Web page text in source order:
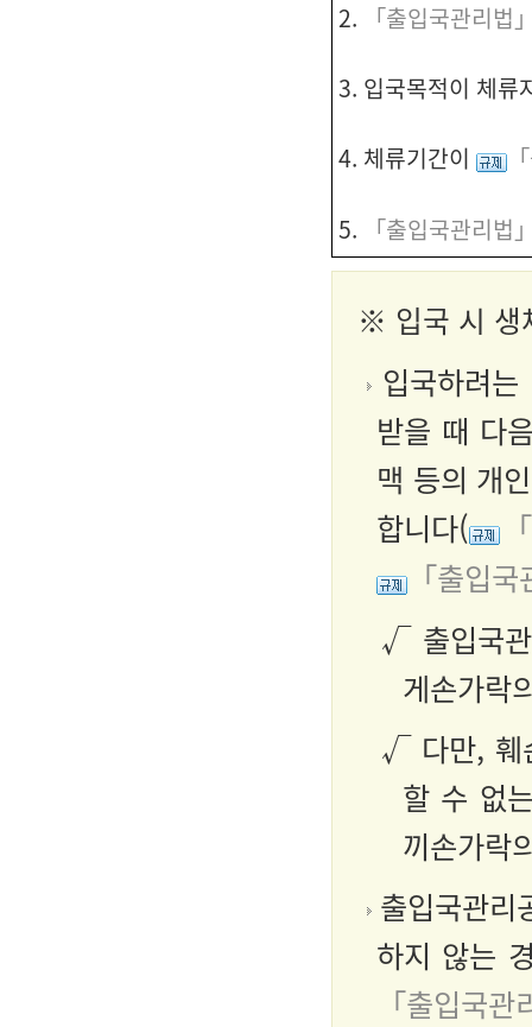
2. 「출입국관리법
3. 입국목적이 체류
4. 체류기간이
5. 「출입국관리법
※ 입국 시
입국하려
받을 때 다
맥 등의 개
합니다(
「출입
√ 출입국관
게손가락
√ 다만, 훼
할 수 없
끼손가락
출입국관리
하지 않는
「출입국